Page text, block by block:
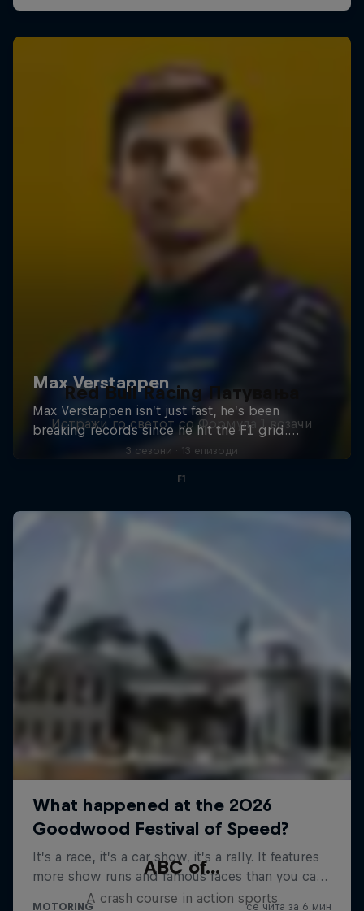
Red Bull Racing Патувања
Истражи го светот со Формула 1 возачи
3 сезони · 13 епизоди
F1
ABC of...
A crash course in action sports